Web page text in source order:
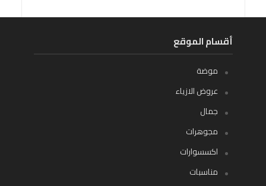
أقسام الموقع
موضة
عروض الازياء
جمال
مجوهرات
اكسسوارات
مناسبات